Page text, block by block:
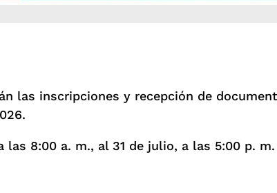
las inscripciones y recepción de
8:00 a. m., al 31 de julio, a las 5:00 p. m.